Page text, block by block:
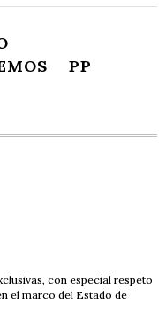
PP
con especial respeto
el marco del Estado de